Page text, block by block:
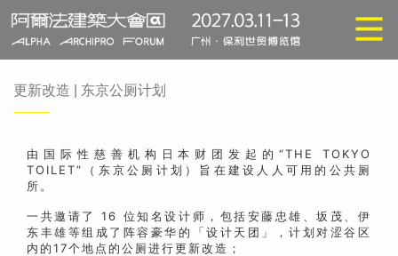
更新改造 | 东京公厕计划
由国际性慈善机构日本财团发起的“THE TOKYO
TOILET”（东京公厕计划）旨在建设人人可用的公共厕
所。
一共邀请了 16 位知名设计师，包括安藤忠雄、坂茂、伊
东丰雄等组成了阵容豪华的「设计天团」，计划对涩谷区
内的17个地点的公厕进行更新改造；